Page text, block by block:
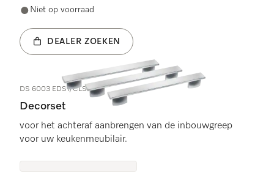
Niet op voorraad
DEALER ZOEKEN
DS 6003 EDST/CLST
Decorset
voor het achteraf aanbrengen van de inbouwgreep
voor uw keukenmeubilair.